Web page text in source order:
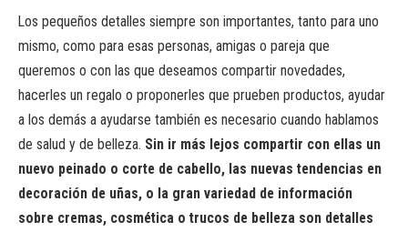
Los pequeños detalles siempre son importantes, tanto para uno
mismo, como para esas personas, amigas o pareja que
queremos o con las que deseamos compartir novedades,
hacerles un regalo o proponerles que prueben productos, ayudar
a los demás a ayudarse también es necesario cuando hablamos
de salud y de belleza. Sin ir más lejos compartir con ellas un
nuevo peinado o corte de cabello, las nuevas tendencias en
decoración de uñas, o la gran variedad de información
sobre cremas, cosmética o trucos de belleza son detalles